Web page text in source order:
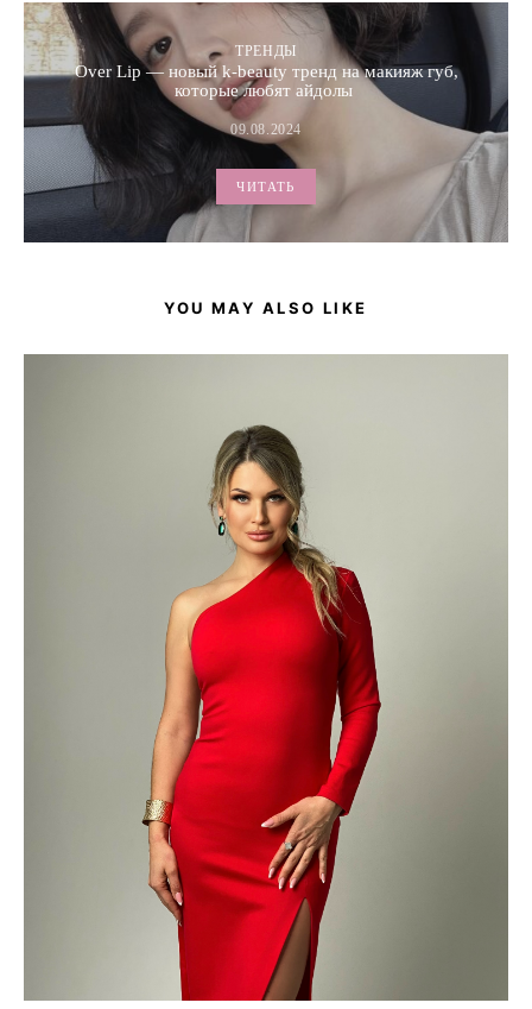
ТРЕНДЫ
Over Lip — новый k-beauty тренд на макияж губ,
которые любят айдолы
09.08.2024
ЧИТАТЬ
YOU MAY ALSO LIKE